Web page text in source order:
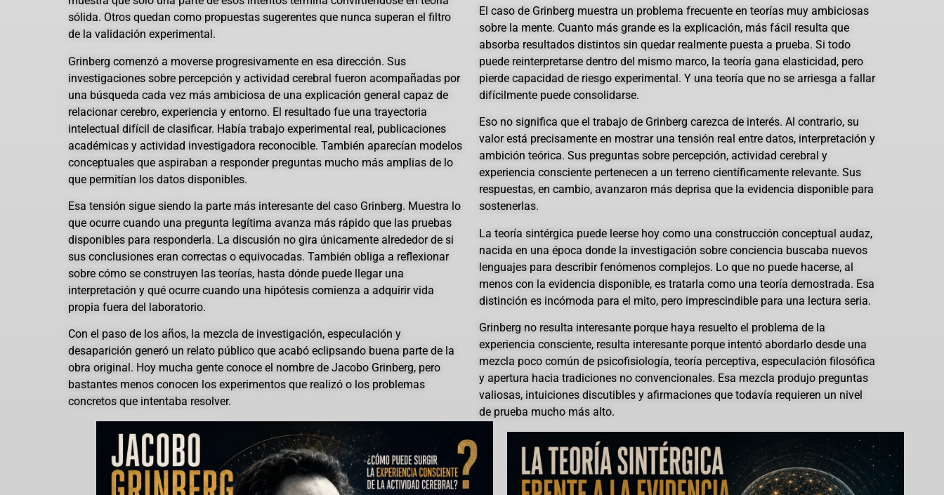
sólida. Otros quedan como propuestas sugerentes que nunca superan el filtro
de la validación experimental.
Grinberg comenzó a moverse progresivamente en esa dirección. Sus
investigaciones sobre percepción y actividad cerebral fueron acompañadas por
una búsqueda cada vez más ambiciosa de una explicación general capaz de
relacionar cerebro, experiencia y entorno. El resultado fue una trayectoria
intelectual difícil de clasificar. Había trabajo experimental real, publicaciones
académicas y actividad investigadora reconocible. También aparecían modelos
conceptuales que aspiraban a responder preguntas mucho más amplias de lo
que permitían los datos disponibles.
Esa tensión sigue siendo la parte más interesante del caso Grinberg. Muestra lo
que ocurre cuando una pregunta legítima avanza más rápido que las pruebas
disponibles para responderla. La discusión no gira únicamente alrededor de si
sus conclusiones eran correctas o equivocadas. También obliga a reflexionar
sobre cómo se construyen las teorías, hasta dónde puede llegar una
interpretación y qué ocurre cuando una hipótesis comienza a adquirir vida
propia fuera del laboratorio.
Con el paso de los años, la mezcla de investigación, especulación y
desaparición generó un relato público que acabó eclipsando buena parte de la
obra original. Hoy mucha gente conoce el nombre de Jacobo Grinberg, pero
bastantes menos conocen los experimentos que realizó o los problemas
concretos que intentaba resolver.
El caso de Grinberg muestra un problema frecuente en teorías muy ambiciosas
sobre la mente. Cuanto más grande es la explicación, más fácil resulta que
absorba resultados distintos sin quedar realmente puesta a prueba. Si todo
puede reinterpretarse dentro del mismo marco, la teoría gana elasticidad, pero
pierde capacidad de riesgo experimental. Y una teoría que no se arriesga a fallar
difícilmente puede consolidarse.
Eso no significa que el trabajo de Grinberg carezca de interés. Al contrario, su
valor está precisamente en mostrar una tensión real entre datos, interpretación y
ambición teórica. Sus preguntas sobre percepción, actividad cerebral y
experiencia consciente pertenecen a un terreno científicamente relevante. Sus
respuestas, en cambio, avanzaron más deprisa que la evidencia disponible para
sostenerlas.
La teoría sintérgica puede leerse hoy como una construcción conceptual audaz,
nacida en una época donde la investigación sobre conciencia buscaba nuevos
lenguajes para describir fenómenos complejos. Lo que no puede hacerse, al
menos con la evidencia disponible, es tratarla como una teoría demostrada. Esa
distinción es incómoda para el mito, pero imprescindible para una lectura seria.
Grinberg no resulta interesante porque haya resuelto el problema de la
experiencia consciente, resulta interesante porque intentó abordarlo desde una
mezcla poco común de psicofisiología, teoría perceptiva, especulación filosófica
y apertura hacia tradiciones no convencionales. Esa mezcla produjo preguntas
valiosas, intuiciones discutibles y afirmaciones que todavía requieren un nivel
de prueba mucho más alto.